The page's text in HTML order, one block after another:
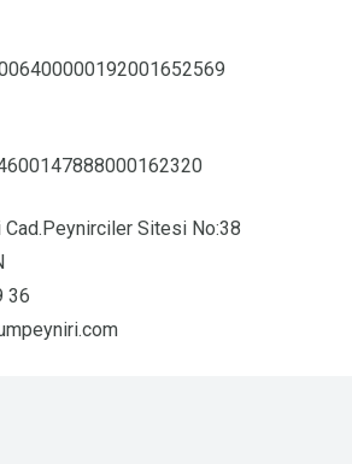
Sitesi No:38
36